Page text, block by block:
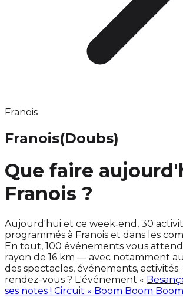
Franois
Franois(Doubs)
Que faire
Franois ?
Aujourd'hui et ce week‑end, 30
programmés à Franois et dans les
En tout, 100 événements vous
rayon de 16 km — avec notamment
des spectacles, événements,
rendez-vous ? L'événement «
ses notes ! Circuit « Boom Boom